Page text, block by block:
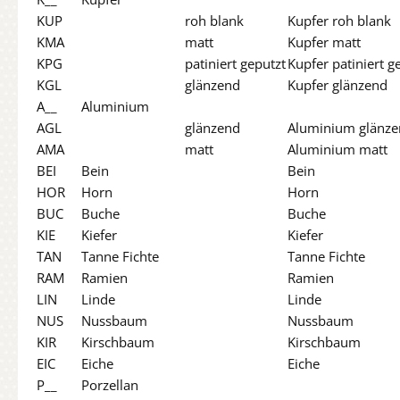
KUP
roh blank
Kupfer roh blank
KMA
matt
Kupfer matt
KPG
patiniert geputztKupfer patiniert
KGL
glänzend
Kupfer glänzend
A__
Aluminium
AGL
glänzend
Aluminium
AMA
matt
Aluminium matt
BEI
Bein
Bein
HOR
Horn
Horn
BUC
Buche
Buche
KIE
Kiefer
Kiefer
TAN
Tanne Fichte
Tanne Fichte
RAM
Ramien
Ramien
LIN
Linde
Linde
NUS
Nussbaum
Nussbaum
KIR
Kirschbaum
Kirschbaum
EIC
Eiche
Eiche
P__
Porzellan